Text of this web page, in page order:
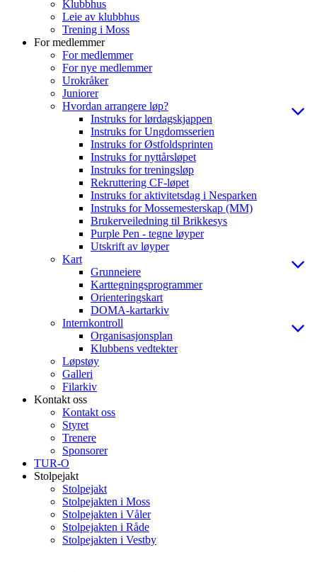
Klubbhus
Leie av klubbhus
Trening i Moss
For medlemmer
For medlemmer
For nye medlemmer
Urokråker
Juniorer
Hvordan arrangere løp?
Instruks for lørdagskjappen
Instruks for Ungdomsserien
Instruks for Østfoldsprinten
Instruks for nyttårsløpet
Instruks for treningsløp
Rekruttering CF-løpet
Instruks for aktivitetsdag i Nesparken
Instruks for Mossemesterskap (MM)
Brukerveiledning til Brikkesys
Purple Pen - tegne løyper
Utskrift av løyper
Kart
Grunneiere
Karttegningsprogrammer
Orienteringskart
DOMA-kartarkiv
Internkontroll
Organisasjonsplan
Klubbens vedtekter
Løpstøy
Galleri
Filarkiv
Kontakt oss
Kontakt oss
Styret
Trenere
Sponsorer
TUR-O
Stolpejakt
Stolpejakt
Stolpejakten i Moss
Stolpejakten i Våler
Stolpejakten i Råde
Stolpejakten i Vestby